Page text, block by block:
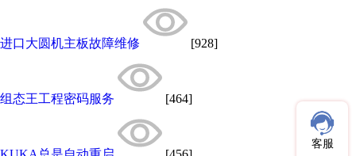
进口大圆机主板故障维修 [928]
组态王工程密码服务 [464]
客服